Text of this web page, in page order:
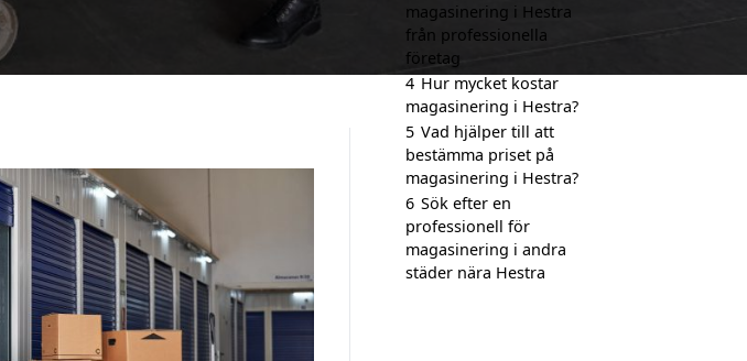
magasinering i Hestra
från professionella
företag
4 Hur mycket kostar
magasinering i Hestra?
5 Vad hjälper till att
bestämma priset på
magasinering i Hestra?
6 Sök efter en
professionell för
magasinering i andra
städer nära Hestra